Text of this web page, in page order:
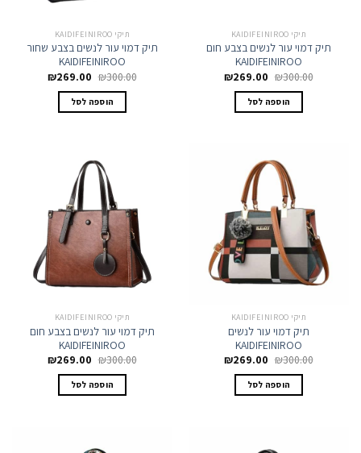
תיקי KAIDIFEINIROO
תיק דמוי עור לנשים בצבע חום
KAIDIFEINIROO
₪300.00 המחיר
היה:
₪300.00.
₪269.00 המחיר
הוספה לסל
תיקי KAIDIFEINIROO
תיק דמוי עור לנשים בצבע שחור
KAIDIFEINIROO
₪300.00 המחיר
היה:
₪300.00.
₪269.00 המחיר
הוספה לסל
תיקי KAIDIFEINIROO
תיק דמוי עור לנשים
KAIDIFEINIROO
₪300.00 המחיר
היה:
₪300.00.
₪269.00 המחיר
הוספה לסל
תיקי KAIDIFEINIROO
תיק דמוי עור לנשים בצבע חום
KAIDIFEINIROO
₪300.00 המחיר
היה:
₪300.00.
₪269.00 המחיר
הוספה לסל